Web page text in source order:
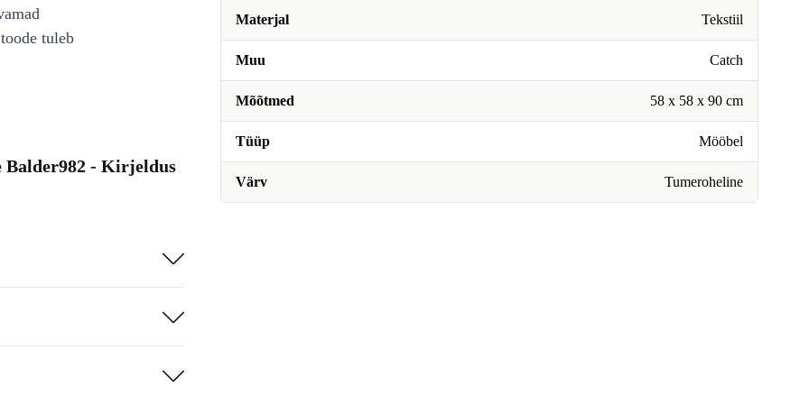
Materjal Tekstiil
Muu Catch
Mõõtmed 58 x 58 x 90 cm
Tüüp Mööbel
Värv Tumeroheline
tuleb
Balder982 - Kirjeldus